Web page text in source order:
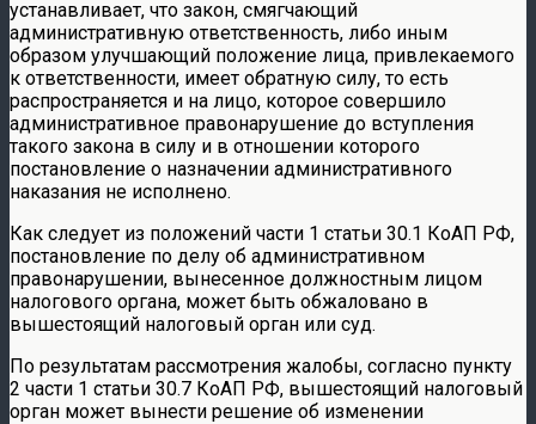
устанавливает, что закон, смягчающий
административную ответственность, либо иным
образом улучшающий положение лица, привлекаемого
к ответственности, имеет обратную силу, то есть
распространяется и на лицо, которое совершило
административное правонарушение до вступления
такого закона в силу и в отношении которого
постановление о назначении административного
наказания не исполнено.
Как следует из положений части 1 статьи 30.1 КоАП РФ,
постановление по делу об административном
правонарушении, вынесенное должностным лицом
налогового органа, может быть обжаловано в
вышестоящий налоговый орган или суд.
По результатам рассмотрения жалобы, согласно пункту
2 части 1 статьи 30.7 КоАП РФ, вышестоящий налоговый
орган может вынести решение об изменении